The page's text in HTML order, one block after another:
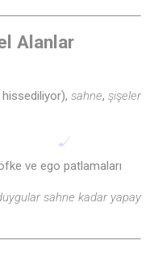
Alanlar
sahne, şişeler
ve ego patlamaları
sahne kadar yapay